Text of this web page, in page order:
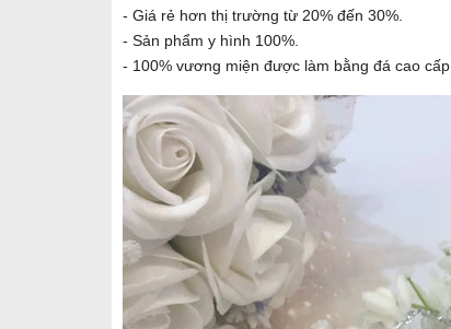
- Giá rẻ hơn thị trường từ 20% đến 30%.
- Sản phẩm y hình 100%.
- 100% vương miện được làm bằng đá cao cấp.